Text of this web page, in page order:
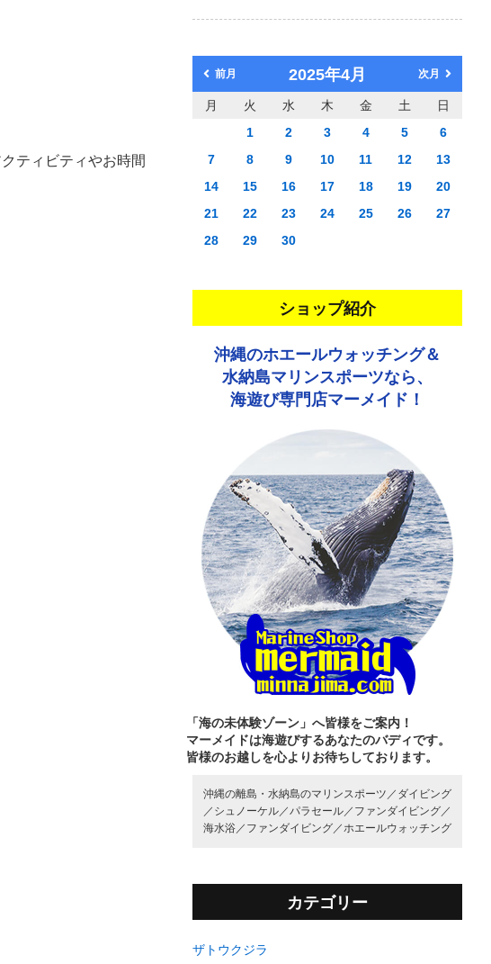
ティビティやお時間
前月 2025年4月 次月
月 火 水 木 金 土
日
1
2 3 4 5
6
7
8 9 10 11 12
13
14
15 16 17 18 19
20
21
22 23 24 25 26
27
28
29 30
ショップ紹介
沖縄のホエールウォッチング＆
水納島マリンスポーツなら、
海遊び専門店マーメイド！
「海の未体験ゾーン」へ皆様をご案内！
マーメイドは海遊びするあなたのバディです。
皆様のお越しを心よりお待ちしております。
沖縄の離島・水納島のマリンスポーツ／ ダイビング
／ シュノーケル／ パラセール／ ファンダイビング／
海水浴／ ファンダイビング／ ホエールウォッチング
カテゴリー
ザトウクジラ